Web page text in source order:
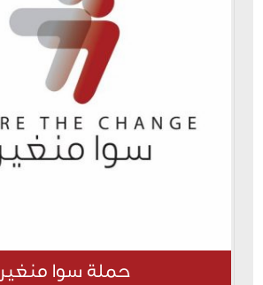
حملة سوا منغير